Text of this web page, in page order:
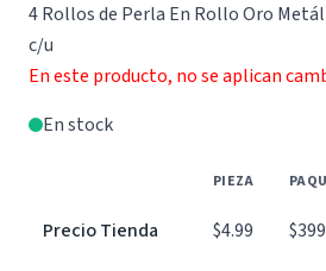
4 Rollos de Perla En Rollo Oro
c/u
En este producto, no se aplican
En stock
PIEZA
Precio Tienda $4.99